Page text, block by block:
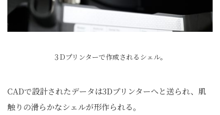
３Dプリンターで作成されるシェル。
CADで設計されたデータは3Dプリンターへと送られ、肌
触りの滑らかなシェルが形作られる。